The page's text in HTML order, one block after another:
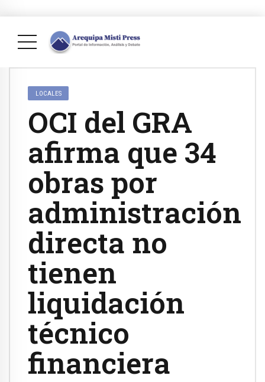
LOCALES
OCI del GRA
afirma que 34
obras por
administración
directa no
tienen
liquidación
técnico
financiera